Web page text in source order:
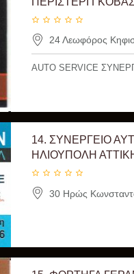
24 Λεωφόρος
AUTO SERVICE
14. ΣΥΝΕΡΓΕΙΟ
ΗΛΙΟΥΠΟΛΗ
30 Ηρώς